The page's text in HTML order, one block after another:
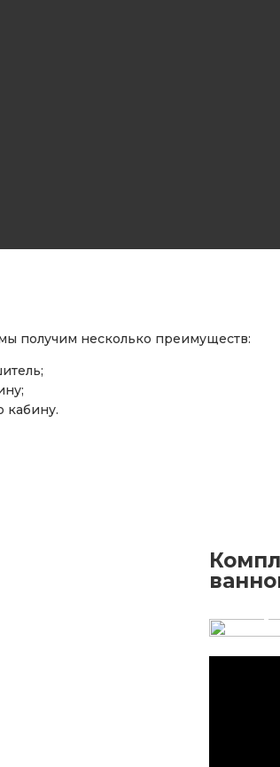
получим несколько преимуществ:
кабину.